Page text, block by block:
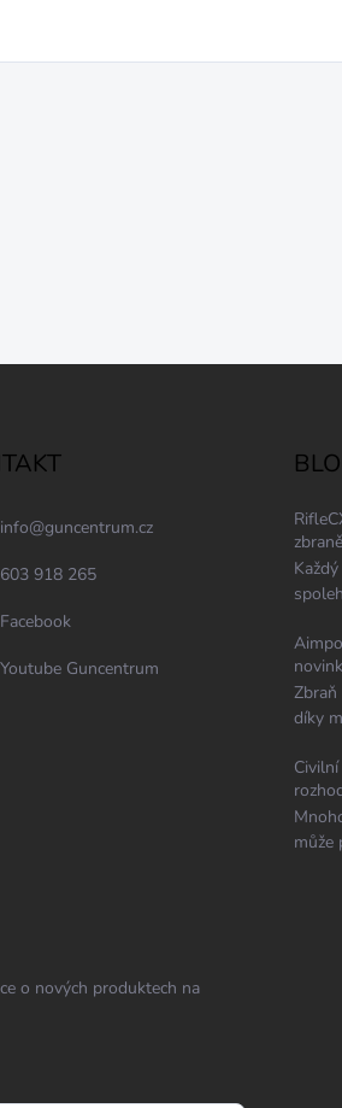
info@guncentrum.cz
603 918 265
Facebook
Youtube Guncentrum
díky
může
o nových produktech na